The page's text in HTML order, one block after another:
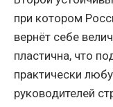
при котором
вернёт себе
пластична, что
практически
руководителей